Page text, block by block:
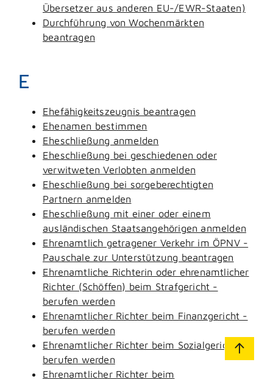
Übersetzer aus anderen EU-/EWR-Staaten)
Durchführung von Wochenmärkten
beantragen
E
Ehefähigkeitszeugnis beantragen
Ehenamen bestimmen
Eheschließung anmelden
Eheschließung bei geschiedenen oder
verwitweten Verlobten anmelden
Eheschließung bei sorgeberechtigten
Partnern anmelden
Eheschließung mit einer oder einem
ausländischen Staatsangehörigen anmelden
Ehrenamtlich getragener Verkehr im ÖPNV -
Pauschale zur Unterstützung beantragen
Ehrenamtliche Richterin oder ehrenamtlicher
Richter (Schöffen) beim Strafgericht -
berufen werden
Ehrenamtlicher Richter beim Finanzgericht -
berufen werden
Ehrenamtlicher Richter beim Sozialgericht -
berufen werden
Ehrenamtlicher Richter beim